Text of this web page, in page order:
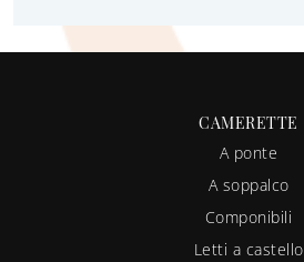
CAMERETTE
A ponte
A soppalco
Componibili
Letti a castello